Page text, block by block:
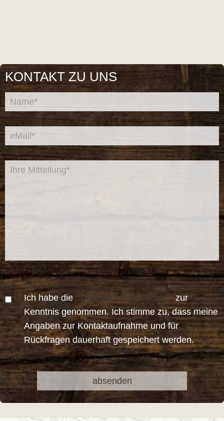
KONTAKT ZU UNS
Ich habe die Datenschutzerklärung zur
Kenntnis genommen. Ich stimme zu, dass meine
Angaben zur Kontaktaufnahme und für
Rückfragen dauerhaft gespeichert werden.
Bitte
lasse
dieses
Bitte
lasse
dieses